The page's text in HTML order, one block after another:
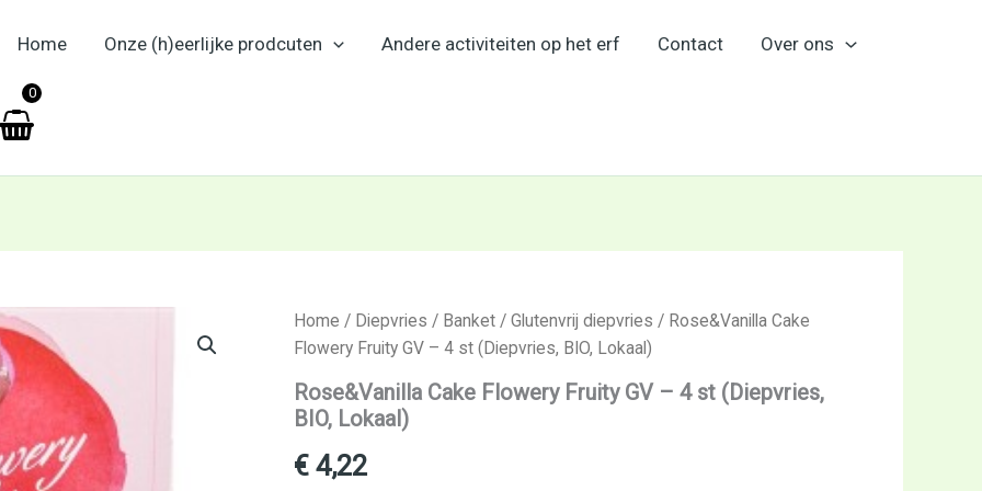
Home Onze (h)eerlijke prodcuten Andere activiteiten op het erf Contact Over ons
0
Home / Diepvries / Banket/ Glutenvrij diepvries / Rose&Vanilla Cake
Flowery Fruity GV – 4 st (Diepvries, BIO, Lokaal)
Rose&Vanilla Cake Flowery Fruity GV – 4 st (Diepvries,
BIO, Lokaal)
€4,22
Rose&Vanilla
Cake
Flowery
Fruity
GV
–
st